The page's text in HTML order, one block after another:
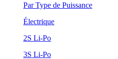
Par Type de Puissance
Électrique
2S Li-Po
3S Li-Po